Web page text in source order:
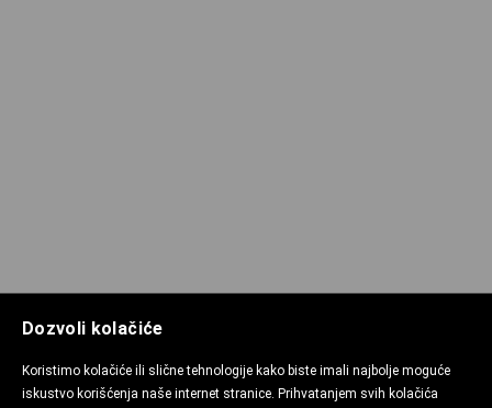
Dozvoli kolačiće
Koristimo kolačiće ili slične tehnologije kako biste imali najbolje moguće
iskustvo korišćenja naše internet stranice. Prihvatanjem svih kolačića